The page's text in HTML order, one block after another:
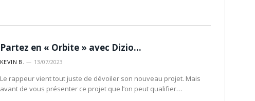
Partez en « Orbite » avec Dizio…
KEVIN B. 13/07/2023
Le rappeur vient tout juste de dévoiler son nouveau projet. Mais
avant de vous présenter ce projet que l’on peut qualifier…